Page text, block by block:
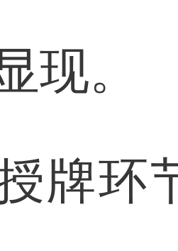
现。
环节